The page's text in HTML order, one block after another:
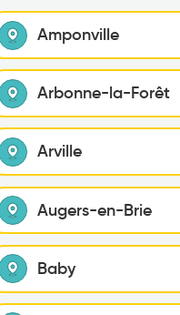
Amponville
Arbonne-la-Forêt
Arville
Augers-en-Brie
Baby